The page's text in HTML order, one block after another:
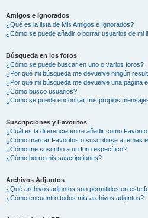
Amigos e Ignorados
¿Qué es la lista de Mis Amigos e Ignorados?
¿Cómo se puede añadir o borrar usuarios de mi
Búsqueda en los foros
¿Cómo se puede buscar en uno o varios foros?
¿Por qué mi búsqueda me devuelve ningún
¿Por qué mi búsqueda me devuelve una página
¿Cómo busco usuarios?
¿Como se puede encontrar mis propios
Suscripciones y Favoritos
¿Cuál es la diferencia entre añadir como
¿Cómo marcar Favoritos o suscribirse a temas
¿Cómo me suscribo a un foro específico?
¿Cómo borro mis suscripciones?
Archivos Adjuntos
¿Qué archivos adjuntos son permitidos en este
¿Cómo encuentro todos mis archivos adjuntos?